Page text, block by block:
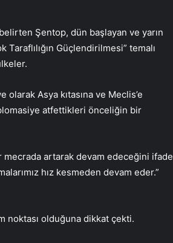
Şentop, dün başlayan ve yarın
Güçlendirilmesi” temalı
Asya kıtasına ve Meclis’e
atfettikleri önceliğin bir
mecrada artarak devam edeceğini ifade
hız kesmeden devam eder.”
noktası olduğuna dikkat çekti.